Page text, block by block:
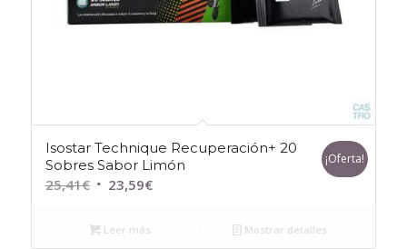
Isostar Technique Recuperación+ 20
Sobres Sabor Limón
25,41€ El
original
23,59€El
¡Oferta!
Leer más Mostrar detalles